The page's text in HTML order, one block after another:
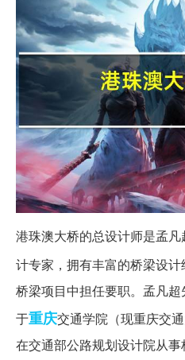
港珠澳大桥的总设计师是孟
计专家，拥有丰富的桥梁设计
桥梁项目中担任要职。孟凡
于重庆交通学院（现重庆交
在交通部公路规划设计院从